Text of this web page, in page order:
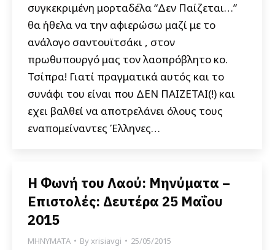
συγκεκριμένη μορταδέλα “Δεν Παίζεται…”
θα ήθελα να την αφιερώσω μαζί με το
ανάλογο σαντουϊτσάκι , στον
πρωθυπουργό μας τον λαοπρόβλητο κο.
Τσίπρα! Γιατί πραγματικά αυτός και το
συνάφι του είναι που ΔΕΝ ΠΑΙΖΕΤΑΙ(!) και
εχει βαλθεί να αποτρελάνει όλους τους
εναπομείναντες Έλληνες…
Η Φωνή του Λαού: Μηνύματα –
Επιστολές: Δευτέρα 25 Μαΐου
2015
ΜΗΝΥΜΑΤΑ Byxrisiavgi 25/05/2015